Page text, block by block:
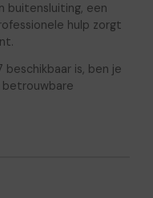
buitensluiting, een
hulp zorgt
is, ben je
betrouwbare